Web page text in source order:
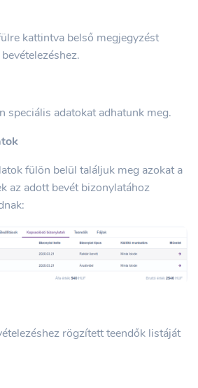
kattintva belső megjegyzést
speciális adatokat adhatunk meg.
fülön belül találjuk meg azokat a
az adott bevét bizonylatához
rögzített teendők listáját